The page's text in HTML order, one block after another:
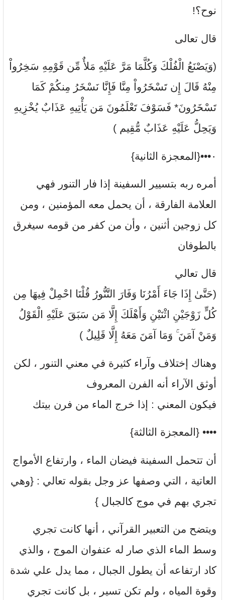
نوح؟!
قال تعالى
(وَيَصْنَعُ الْفُلْكَ وَكُلَّمَا مَرَّ عَلَيْهِ مَلأٌ مِّن قَوْمِهِ سَخِرُواْ
مِنْهُ قَالَ إِن تَسْخَرُواْ مِنَّا فَإِنَّا نَسْخَرُ مِنكُمْ كَمَا
تَسْخَرُونَ* فَسَوْفَ تَعْلَمُونَ مَن يَأْتِيهِ عَذَابٌ يُخْزِيهِ
وَيَحِلُّ عَلَيْهِ عَذَابٌ مُّقِيم )
٠•••{المعجزة الثانية}
أمره ربه بتسيير السفينة إذا فار التنور فهي
العلامة الفارقة ، أن يحمل معه المؤمنين ، ومن
كل زوجين أثنين ، وأن من كفر من قومه سيغرق
بالطوفان
قال تعالي
(حَتَّىٰ إِذَا جَاءَ أَمْرُنَا وَفَارَ التَّنُّورُ قُلْنَا احْمِلْ فِيهَا مِن
كُلٍّ زَوْجَيْنِ اثْنَيْنِ وَأَهْلَكَ إِلَّا مَن سَبَقَ عَلَيْهِ الْقَوْلُ
وَمَنْ آمَنَ ۚ وَمَا آمَنَ مَعَهُ إِلَّا قَلِيلٌ )
وهناك إختلاف وآراء كثيرة في معني التنور ، لكن
أوثق الآراء أنه الفرن المعروف
فيكون المعني : إذا خرج الماء من فرن بيتك
•••• {المعجزة الثالثة}
أن تتحمل السفينة فيضان الماء ، وارتفاع الأمواج
العاتية ، التي وصفها عز وجل بقوله تعالي : {وهي
تجري بهم في موج كالجبال }
ويتضح من التعبير القرآني ، أنها كانت تجري
وسط الماء الذي صار له عنفوان الموج ، والذي
كاد ارتفاعه أن يطول الجبال ، مما يدل علي شدة
وقوة المياه ، ولم تكن تسير ، بل كانت تجري